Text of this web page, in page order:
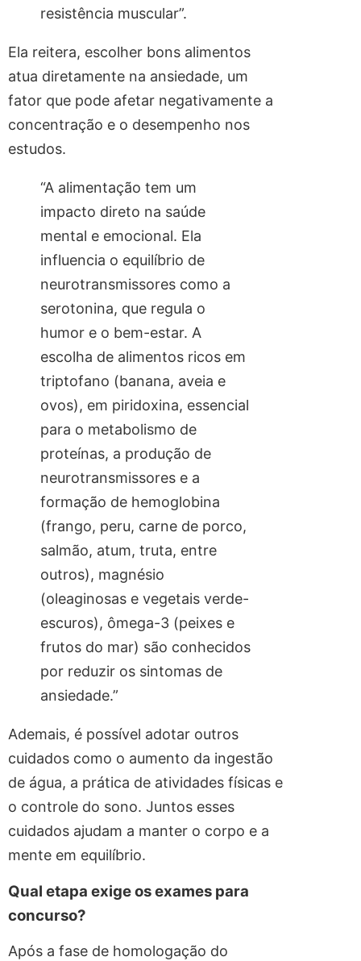
resistência muscular”.
Ela reitera, escolher bons alimentos
atua diretamente na ansiedade, um
fator que pode afetar negativamente a
concentração e o desempenho nos
estudos.
“A alimentação tem um
impacto direto na saúde
mental e emocional. Ela
influencia o equilíbrio de
neurotransmissores como a
serotonina, que regula o
humor e o bem-estar. A
escolha de alimentos ricos em
triptofano (banana, aveia e
ovos), em piridoxina, essencial
para o metabolismo de
proteínas, a produção de
neurotransmissores e a
formação de hemoglobina
(frango, peru, carne de porco,
salmão, atum, truta, entre
outros), magnésio
(oleaginosas e vegetais verde-
escuros), ômega-3 (peixes e
frutos do mar) são conhecidos
por reduzir os sintomas de
ansiedade.”
Ademais, é possível adotar outros
cuidados como o aumento da ingestão
de água, a prática de atividades físicas e
o controle do sono. Juntos esses
cuidados ajudam a manter o corpo e a
mente em equilíbrio.
Qual etapa exige os exames para
concurso?
Após a fase de homologação do